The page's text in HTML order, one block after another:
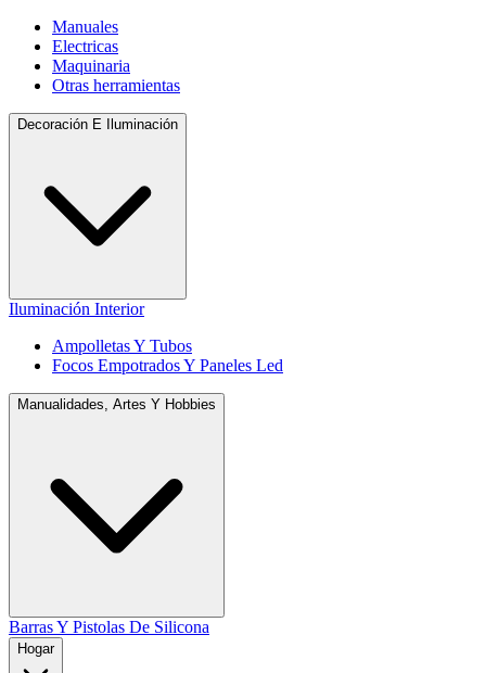
Manuales
Electricas
Maquinaria
Otras herramientas
Decoración E Iluminación
Iluminación Interior
Ampolletas Y Tubos
Focos Empotrados Y Paneles Led
Manualidades, Artes Y Hobbies
Barras Y Pistolas De Silicona
Hogar